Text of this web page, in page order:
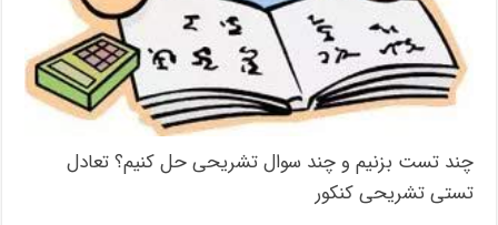
چند تست بزنیم و چند سوال تشریحی حل کنیم؟ تعادل
تستی تشریحی کنکور